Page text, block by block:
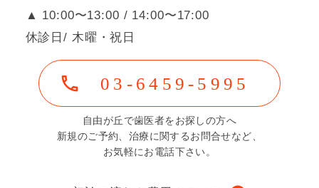
▲ 10:00〜13:00 / 14:00〜17:00
休診日/ 木曜・祝日
03-6459-5995
自由が丘で歯医者をお探しの方へ
新規のご予約、治療に関するお問合せなど、
お気軽にお電話下さい。